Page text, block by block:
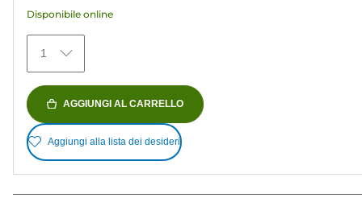
41
recensioni
Disponibile online
1
AGGIUNGI AL CARRELLO
Aggiungi alla lista dei desideri